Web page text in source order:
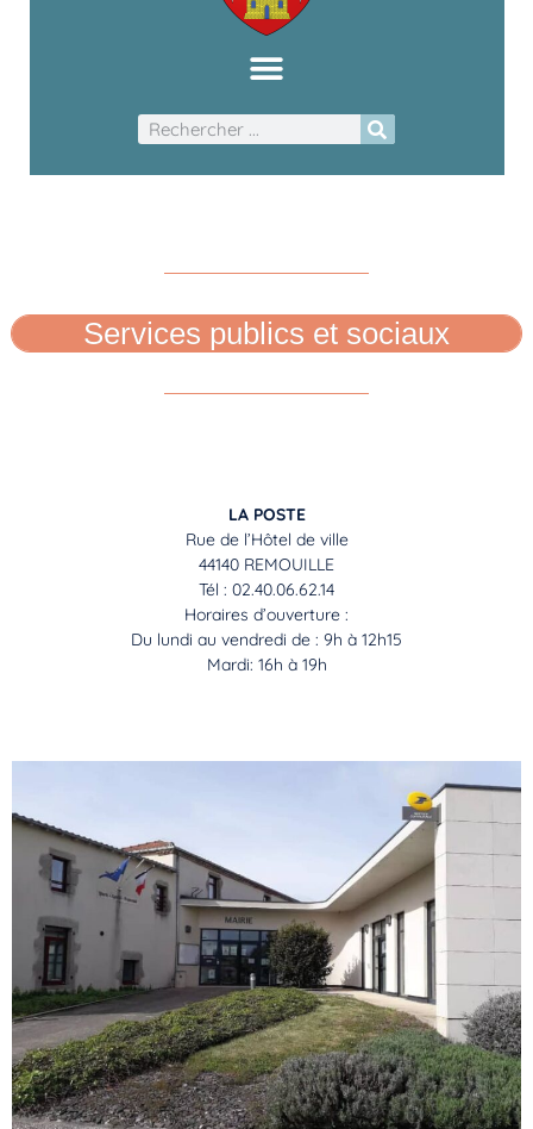
Services publics et sociaux
LA POSTE
Rue de l’Hôtel de ville
44140 REMOUILLE
Tél : 02.40.06.62.14
Horaires d’ouverture :
Du lundi au vendredi de : 9h à 12h15
Mardi: 16h à 19h